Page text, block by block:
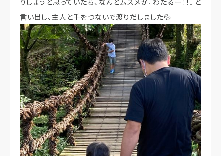
言い出し、主人と手をつないで渡りだしました💦